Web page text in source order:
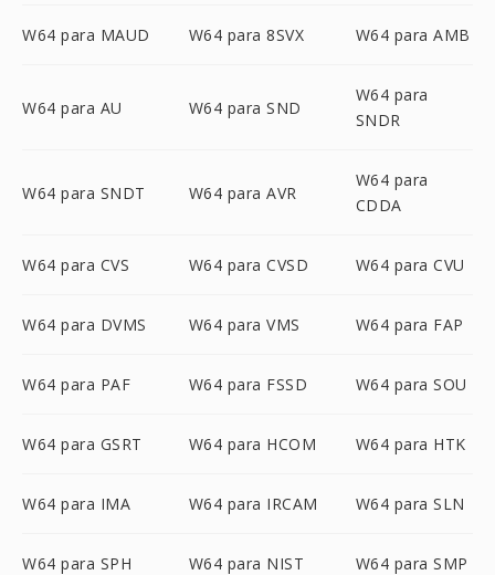
W64 para MAUD W64 para 8SVX W64 para AMB
W64 para AU W64 para SND
W64 para
SNDR
W64 para SNDT W64 para AVR
W64 para
CDDA
W64 para CVS W64 para CVSD W64 para CVU
W64 para DVMS W64 para VMS W64 para FAP
W64 para PAF W64 para FSSD W64 para SOU
W64 para GSRT W64 para HCOM W64 para HTK
W64 para IMA W64 para IRCAM W64 para SLN
W64 para SPH W64 para NIST W64 para SMP